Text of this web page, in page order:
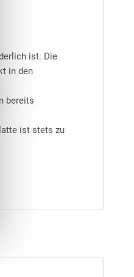
ist. Die
in den
bereits
ist stets zu